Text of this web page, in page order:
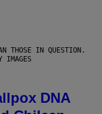
THOSE IN QUESTION.
IMAGES
DNA